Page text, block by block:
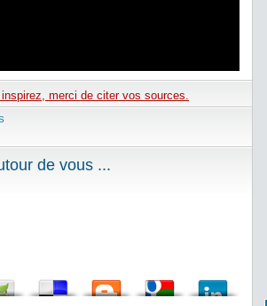
merci de citer vos sources.
de vous ...